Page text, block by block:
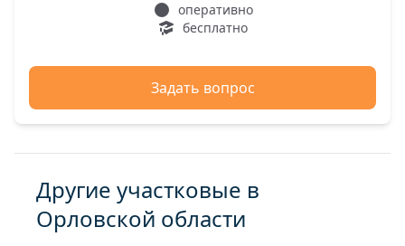
оперативно
бесплатно
Задать вопрос
Другие участковые в
Орловской области